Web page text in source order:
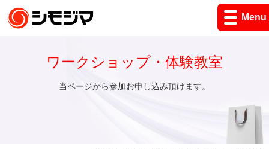
Menu
ワークショップ・体験教室
当ページから参加お申し込み頂けます。